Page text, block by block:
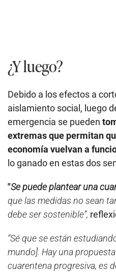
¿Y luego?
Debido a los efectos a
aislamiento social, luego
emergencia se pueden
extremas que permitan
economía vuelvan a
lo ganado en estas dos
"Sepuede plantear una
que las medidas no sean
debe ser sostenible”,
“Sé que se están
mundo]. Hay una
cuarentena progresiva, es